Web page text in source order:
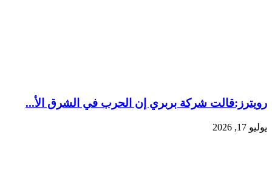
رويترز:‏قالت شركة بربري إن الحرب في الشرق الأ...
يوليو 17, 2026